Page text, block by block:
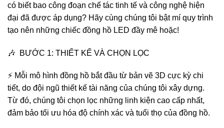
có biết bao công đoạn chế tác tinh tế và công nghệ hiện
đại đã được áp dụng? Hãy cùng chúng tôi bật mí quy trình
tạo nên những chiếc đồng hồ LED đầy mê hoặc!
🎶 BƯỚC 1: THIẾT KẾ VÀ CHỌN LỌC
⚡ Mỗi mô hình đồng hồ bắt đầu từ bản vẽ 3D cực kỳ chi
tiết, do đội ngũ thiết kế tài năng của chúng tôi xây dựng.
Từ đó, chúng tôi chọn lọc những linh kiện cao cấp nhất,
đảm bảo tối ưu hóa độ chính xác và tuổi thọ của đồng hồ.